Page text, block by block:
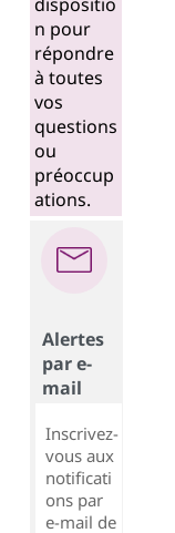
dispositio
n pour
répondre
à toutes
vos
questions
ou
préoccup
ations.
Alertes
par e-
mail
Inscrivez-
vous aux
notificati
ons par
e-mail de